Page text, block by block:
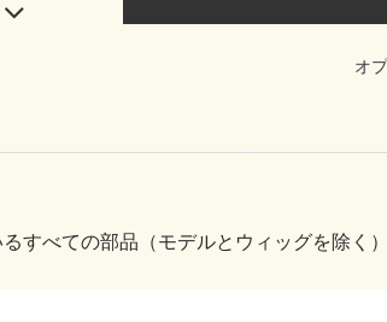
オ
すべての部品（モデルとウィッグを除く